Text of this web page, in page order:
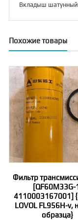
Вкладыш
Похожие товары
Фильтр
[QF60M33G-
4110003167001]
LOVOL FL956H-v,
образца}